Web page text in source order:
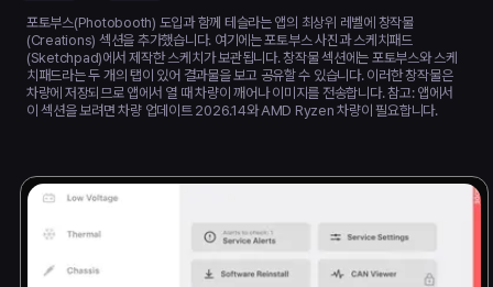
포토부스(Photobooth) 도입과 함께 테슬라는 앱의 최상위 레벨에 창작물
(Creations) 섹션을 추가했습니다. 여기에는 포토부스 사진과 스케치패드
(Sketchpad)에서 제작한 스케치가 보관됩니다. 창작물 섹션에는 포토부스와 스케
치패드라는 두 개의 탭이 있어 결과물을 보고 공유할 수 있습니다. 이러한 창작물은
차량에 저장되므로 앱에서 열 때 차량이 깨어나 이미지를 전송합니다. 참고: 앱에서
이 섹션을 보려면 차량 업데이트 2026.14와 AMD Ryzen 차량이 필요합니다.